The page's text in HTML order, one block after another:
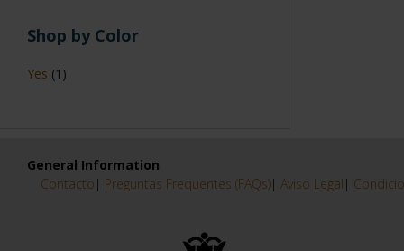
Shop by Color
Yes (1)
General Information
Contacto | Preguntas Frequentes (FAQs)| Aviso Legal |